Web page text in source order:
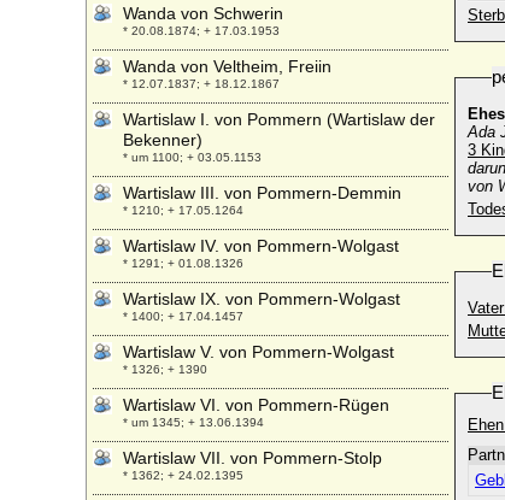
Ada
3
von
Wanda von Schwerin
* 20.08.1874; + 17.03.1953
Wanda von Veltheim, Freiin
* 12.07.1837; + 18.12.1867
Wartislaw I. von Pommern (Wartislaw der
Bekenner)
* um 1100; + 03.05.1153
Wartislaw III. von Pommern-Demmin
* 1210; + 17.05.1264
Wartislaw IV. von Pommern-Wolgast
* 1291; + 01.08.1326
Wartislaw IX. von Pommern-Wolgast
* 1400; + 17.04.1457
Wartislaw V. von Pommern-Wolgast
* 1326; + 1390
Wartislaw VI. von Pommern-Rügen
* um 1345; + 13.06.1394
Wartislaw VII. von Pommern-Stolp
* 1362; + 24.02.1395